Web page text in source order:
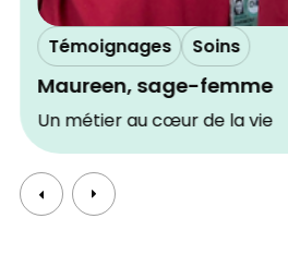
Témoignages Soins
Maureen, sage-femme
Un métier au cœur de la vie